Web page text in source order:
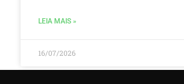
LEIA MAIS »
16/07/2026